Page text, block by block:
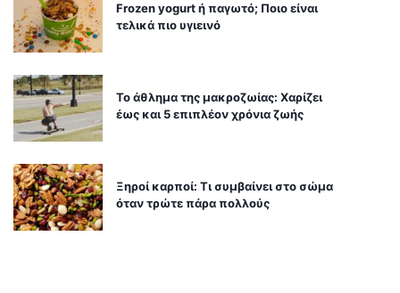
Frozen yogurt ή παγωτό; Ποιο είναι
τελικά πιο υγιεινό
Το άθλημα της μακροζωίας: Χαρίζει
έως και 5 επιπλέον χρόνια ζωής
Ξηροί καρποί: Τι συμβαίνει στο σώμα
όταν τρώτε πάρα πολλούς